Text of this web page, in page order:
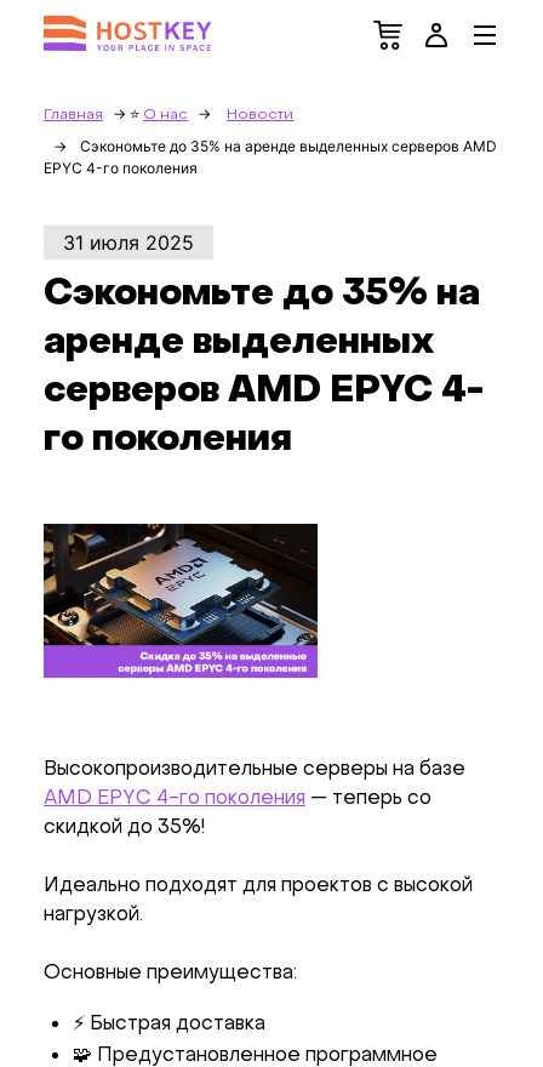
Главная О нас Новости
Сэкономьте до 35% на аренде выделенных серверов AMD
EPYC 4-го поколения
31 июля 2025
Сэкономьте до 35% на
аренде выделенных
серверов AMD EPYC 4-
го поколения
Высокопроизводительные серверы на базе
AMD EPYC 4-го поколения — теперь со
скидкой до 35%!
Идеально подходят для проектов с высокой
нагрузкой.
Основные преимущества:
⚡ Быстрая доставка
🧩 Предустановленное программное